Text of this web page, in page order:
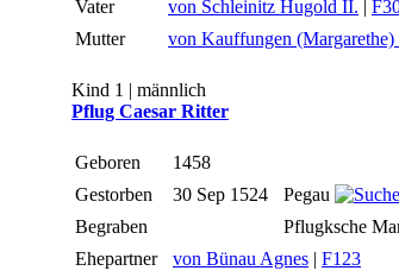
Vater von Schleinitz Hugold II.
Mutter
von Kauffungen (Margarethe)
Kind 1 | männlich
Pflug Caesar Ritter
Geboren
1458
Gestorben
30 Sep 1524
Pegau
Begraben
Pflugksche
Ehepartner
von Bünau Agnes | F123